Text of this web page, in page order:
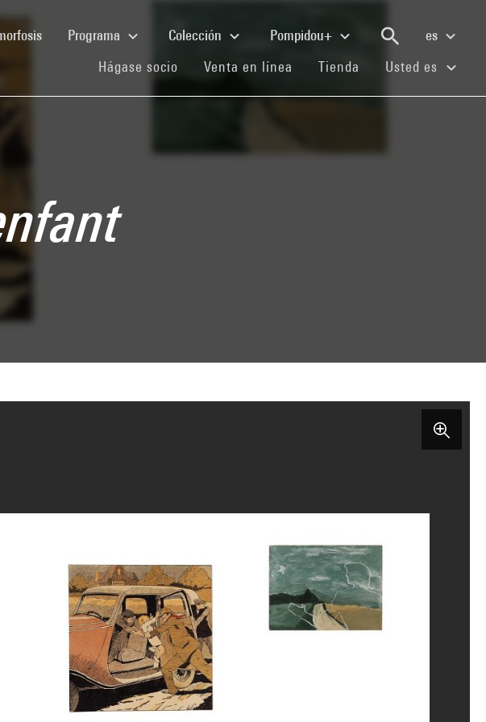
(current)Programa Colección Pompidou+
es
Hágase socio (current)
Venta en línea (current)
Tienda (current)
Usted es